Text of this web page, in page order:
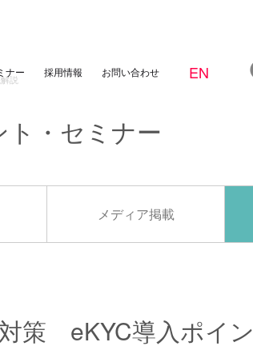
ナー 採用情報 お問い合わせ
ト・セミナー
説
メディア掲載
策 eKYC導入ポイン